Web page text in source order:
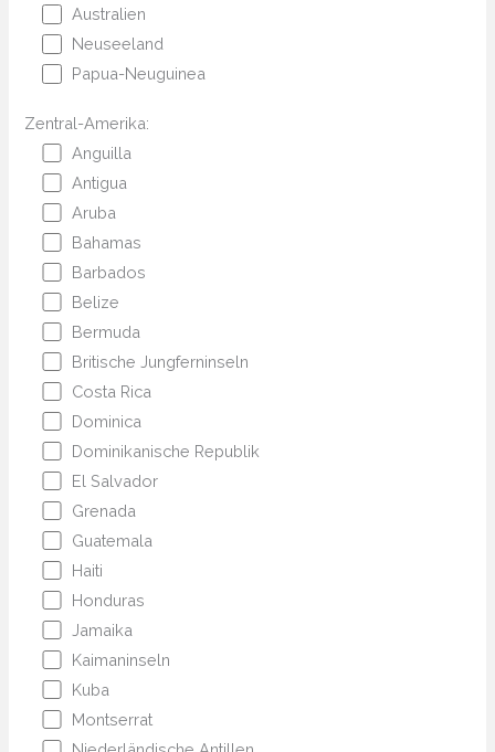
Australien
Neuseeland
Papua-Neuguinea
Zentral-Amerika:
Anguilla
Antigua
Aruba
Bahamas
Barbados
Belize
Bermuda
Britische Jungferninseln
Costa Rica
Dominica
Dominikanische Republik
El Salvador
Grenada
Guatemala
Haiti
Honduras
Jamaika
Kaimaninseln
Kuba
Montserrat